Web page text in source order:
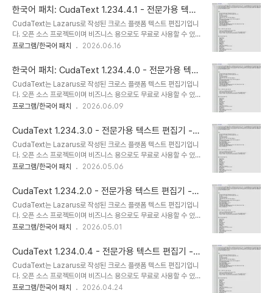
서, 외부 도구와 같은 Python 추가 기능으로 확장 할 수 있습니다. 구
문 파서는 EControl 엔진을 기반으로 기능이 풍부합니다 (일부 경쟁
사만큼 빠르지는 않지만).특징많은 언어 (250개 이상의 렉서)에 대한
구문 강조.코드 트리: 렉서가 허용하는 경우 함수/클래스 등의 구조.코
드 접기.다중 캐럿 및 다중 선택.정규식으로 찾기/바꾸기.JSON 형식
한국어 패치: CudaText 1.234.4.1 - 전문가용 텍스
트 편집기
CudaText는 Lazarus로 작성된 크로스 플랫폼 텍스트 편집기입니
다. 오픈 소스 프로젝트이며 비즈니스 용으로도 무료로 사용할 수 있습
니다. 매우 빠르게 시작됩니다. Linux on CPU Intel Core i3 3Hz
서, 외부 도구와 같은 Python 추가 기능으로 확장 할 수 있습니다. 구
문 파서는 EControl 엔진을 기반으로 기능이 풍부합니다 (일부 경쟁
사만큼 빠르지는 않지만).특징많은 언어 (250개 이상의 렉서)에 대한
구문 강조.코드 트리: 렉서가 허용하는 경우 함수/클래스 등의 구조.코
드 접기.다중 캐럿 및 다중 선택.정규식으로 찾기/바꾸기.JSON 형식
프로그램/한국어 패치 2026.06.16
한국어 패치: CudaText 1.234.4.0 - 전문가용 텍스
트 편집기
CudaText는 Lazarus로 작성된 크로스 플랫폼 텍스트 편집기입니
다. 오픈 소스 프로젝트이며 비즈니스 용으로도 무료로 사용할 수 있습
니다. 매우 빠르게 시작됩니다. Linux on CPU Intel Core i3 3Hz
서, 외부 도구와 같은 Python 추가 기능으로 확장 할 수 있습니다. 구
문 파서는 EControl 엔진을 기반으로 기능이 풍부합니다 (일부 경쟁
사만큼 빠르지는 않지만).특징많은 언어 (250개 이상의 렉서)에 대한
구문 강조.코드 트리: 렉서가 허용하는 경우 함수/클래스 등의 구조.코
드 접기.다중 캐럿 및 다중 선택.정규식으로 찾기/바꾸기.JSON 형식
프로그램/한국어 패치 2026.06.09
CudaText 1.234.3.0 - 전문가용 텍스트 편집기 -
한국어 패치
CudaText는 Lazarus로 작성된 크로스 플랫폼 텍스트 편집기입니
다. 오픈 소스 프로젝트이며 비즈니스 용으로도 무료로 사용할 수 있습
니다. 매우 빠르게 시작됩니다. Linux on CPU Intel Core i3 3Hz
서, 외부 도구와 같은 Python 추가 기능으로 확장 할 수 있습니다. 구
문 파서는 EControl 엔진을 기반으로 기능이 풍부합니다 (일부 경쟁
사만큼 빠르지는 않지만).특징많은 언어 (250개 이상의 렉서)에 대한
구문 강조.코드 트리: 렉서가 허용하는 경우 함수/클래스 등의 구조.코
드 접기.다중 캐럿 및 다중 선택.정규식으로 찾기/바꾸기.JSON 형식
프로그램/한국어 패치 2026.05.06
CudaText 1.234.2.0 - 전문가용 텍스트 편집기 -
한국어 패치
CudaText는 Lazarus로 작성된 크로스 플랫폼 텍스트 편집기입니
다. 오픈 소스 프로젝트이며 비즈니스 용으로도 무료로 사용할 수 있습
니다. 매우 빠르게 시작됩니다. Linux on CPU Intel Core i3 3Hz
서, 외부 도구와 같은 Python 추가 기능으로 확장 할 수 있습니다. 구
문 파서는 EControl 엔진을 기반으로 기능이 풍부합니다 (일부 경쟁
사만큼 빠르지는 않지만).특징많은 언어 (250개 이상의 렉서)에 대한
구문 강조.코드 트리: 렉서가 허용하는 경우 함수/클래스 등의 구조.코
드 접기.다중 캐럿 및 다중 선택.정규식으로 찾기/바꾸기.JSON 형식
프로그램/한국어 패치 2026.05.01
CudaText 1.234.0.4 - 전문가용 텍스트 편집기 -
한국어 패치
CudaText는 Lazarus로 작성된 크로스 플랫폼 텍스트 편집기입니
다. 오픈 소스 프로젝트이며 비즈니스 용으로도 무료로 사용할 수 있습
니다. 매우 빠르게 시작됩니다. Linux on CPU Intel Core i3 3Hz
프로그램/한국어 패치 2026.04.24